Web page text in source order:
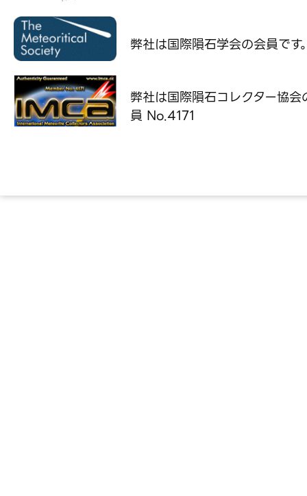
弊社は国際隕石学会の会員です
弊社は国際隕石コレクター協会
員 No.4171